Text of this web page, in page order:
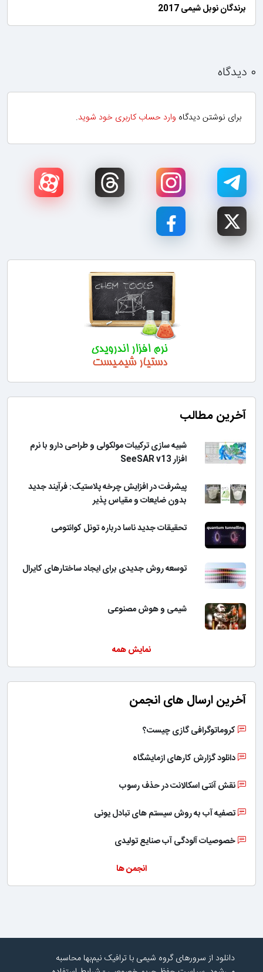
برندگان نوبل شیمی 2017
۰ دیدگاه
برای نوشتن دیدگاه وارد حساب کاربری خود شوید.
آخرین مطالب
شبیه سازی ترکیبات مولکولی و طراحی دارو با نرم
افزار SeeSAR v13
پیشرفت در افزایش چرخه پلاستیک: فرآیند جدید
بدون ضایعات و مقیاس پذیر
تحقیقات جدید ناسا درباره تونل کوانتومی
توسعه روش جدیدی برای ایجاد ساختارهای کایرال
شیمی و هوش مصنوعی
نمایش همه
آخرین ارسال های انجمن
کروماتوگرافی گازی چیست؟
دانلود گزارش کارهای ازمایشگاه
نقش آنتی اسکالانت در حذف رسوب
تصفیه آب به روش سیستم های تبادل یونی
خصوصیات آلودگی آب صنایع تولیدی
انجمن ها
دانلود از سرورهای گروه شیمی با ترافیک نیم‌بها محاسبه